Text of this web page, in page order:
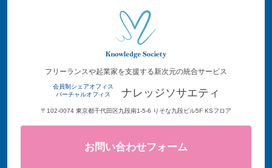
フリーランスや起業家を支援する新次元の統合サービス
会員制シェアオフィス
バーチャルオフィス
ナレッジソサエティ
〒102-0074 東京都千代田区九段南1-5-6 りそな九段ビル5F KSフロア
お問い合わせフォーム